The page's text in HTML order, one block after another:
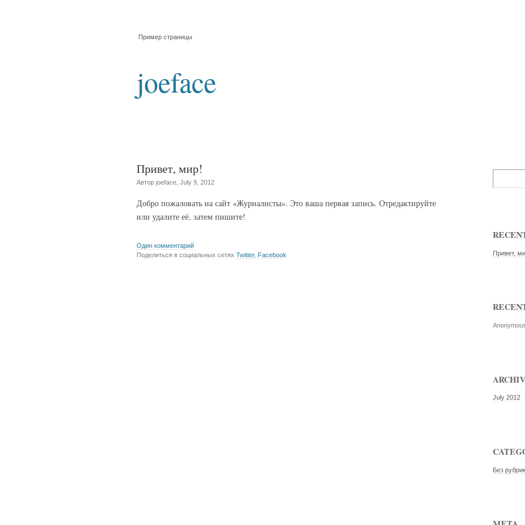
Пример страницы
joeface
Привет, мир!
Автор joeface, July 9, 2012
Добро пожаловать на сайт «Журналисты». Это ваша первая запись. Отредактируйте
или удалите её, затем пишите!
Один комментарий
Поделиться в социальных сетях Twitter, Facebook Привет,
July 2012
Без